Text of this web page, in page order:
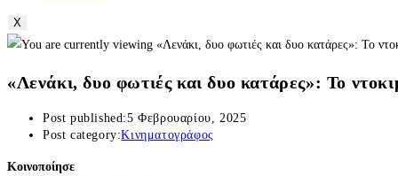
X
«Λενάκι, δυο φωτιές και δυο κατάρες»: Το
Post published:5 Φεβρουαρίου, 2025
Post category:Κινηματογράφος
Κοινοποίησε